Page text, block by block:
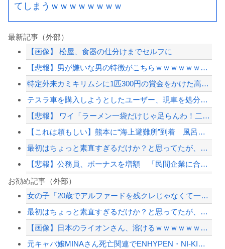
てしまうｗｗｗｗｗｗｗｗ
最新記事（外部）
【画像】 松屋、食器の仕分けまでセルフに
【悲報】男が嫌いな男の特徴がこちらｗｗｗｗｗｗｗｗｗｗ
特定外来カミキリムシに1匹300円の賞金をかけた高崎市、初日に1170匹持ち込ま...
テスラ車を購入しようとしたユーザー、現車を処分して代金を支払い、平日の納車日に予...
【悲報】 ワイ「ラーメン一袋だけじゃ足らんわ！二袋作ったろ！」→結果ｗｗｗ
【これは頼もしい】熊本に“海上避難所”到着 風呂・診療・300室を備えた「はくお...
最初はちょっと素直すぎるだけか？と思ってたが、マウンティング癖が凄まじいと分かっ...
【悲報】公務員、ボーナスを増額 「民間企業に合わせました」
「Virtual Insanity」30年越しの“公式和訳“が公開される
高配当をうたった「みんなで大家さん」→実態は2881億円の債務超過
【速報】外人の医療費未払いが多すぎたので病院が外人の治療を断るようになってしまう
【配信者】「金バエ」のSNS更新が1週間途絶え、様々な憶測が飛び交う。1週間ぶり...
お勧め記事（外部）
女の子「20歳でアルファードを残クレじゃなくて一括で買えちゃう私って素敵」
最初はちょっと素直すぎるだけか？と思ってたが、マウンティング癖が凄まじいと分かっ...
【画像】日本のライオンさん、溶けるｗｗｗｗｗｗｗｗｗｗｗｗｗ
元キャバ嬢MINAさん死亡関連でENHYPEN・NI-KIの「謝罪文」が出回るも...